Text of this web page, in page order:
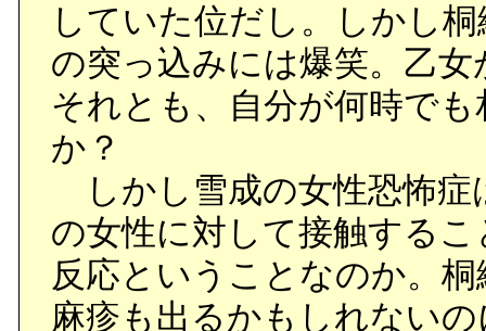
していた位だし。しかし
の突っ込みには爆笑。乙
それとも、自分が何時で
か？
しかし雪成の女性恐怖症
の女性に対して接触する
反応ということなのか。
麻疹も出るかもしれない